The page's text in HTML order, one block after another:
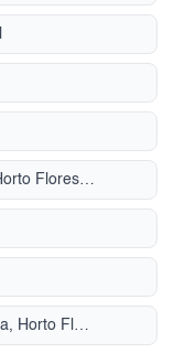
Avenida Luis Carlos Gentile De Laet, Horto Florestal
Rua Almirante Jose Saldanha Da Gama, Horto Florestal